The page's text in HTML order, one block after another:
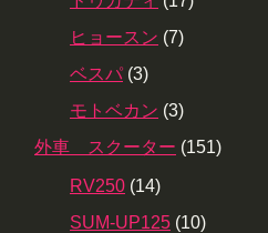
ヒョースン (7)
ベスパ (3)
モトベカン (3)
外車 スクーター (151)
RV250 (14)
SUM-UP125 (10)